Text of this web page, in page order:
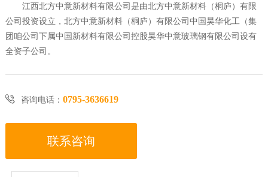
江西北方中意新材料有限公司是由北方中意新材料（桐庐）有限
公司投资设立，北方中意新材料（桐庐）有限公司中国昊华化工（集
团咱公司下属中国新材料有限公司控股昊华中意玻璃钢有限公司设有
全资子公司。
 咨询电话： 0795-3636619
联系咨询